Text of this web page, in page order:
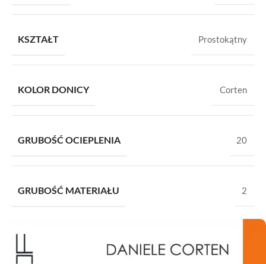
KSZTAŁT Prostokątny
KOLOR DONICY Corten
GRUBOŚĆ OCIEPLENIA 20
GRUBOŚĆ MATERIAŁU 2